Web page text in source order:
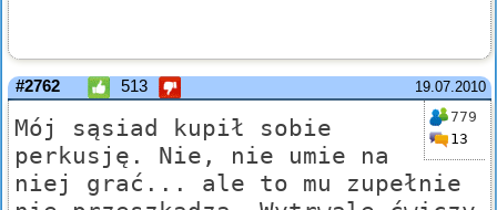
19.07.2010
#2762 513
779
13
Mój sąsiad kupił sobie
perkusję. Nie, nie umie na
niej grać... ale to mu zupełnie